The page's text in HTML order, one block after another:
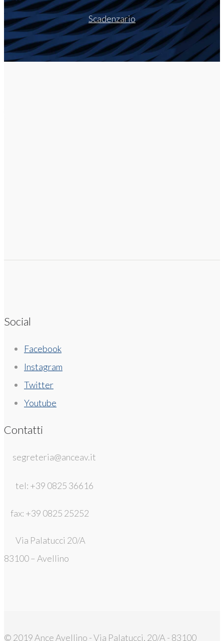
Scadenzario
Social
Facebook
Instagram
Twitter
Youtube
Contatti
segreteria@anceav.it
tel: +39 0825 36616
fax: +39 0825 25252
Via Palatucci 20/A
83100 – Avellino
© 2019 Ance Avellino - Via Palatucci, 20/A - 83100